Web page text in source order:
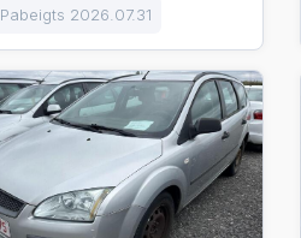
Pabeigts 2026.07.31